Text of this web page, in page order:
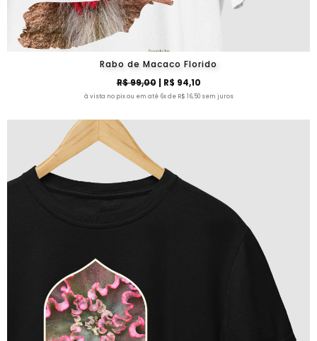
Rabo de Macaco Florido
R$ 99,00| R$ 94,10
à vista no pix ou em até 6x de R$ 16,50 sem juros